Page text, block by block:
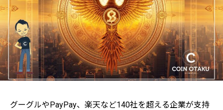
グーグルやPayPay、楽天など140社を超える企業が支持